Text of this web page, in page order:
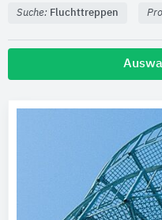
Suche: Fluchttreppen
Wachenfeld Natursteinwerk
Produktkategorie